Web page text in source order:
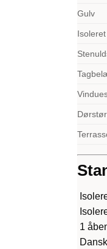
Gulv
1